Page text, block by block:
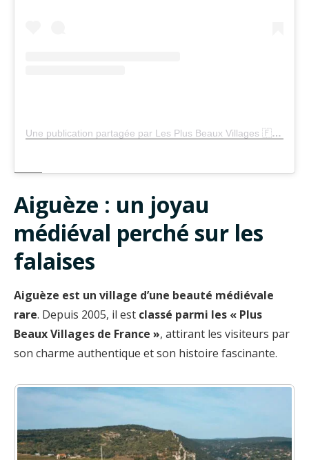
Une publication partagée par Les Plus Beaux Villages 🇫🇷 (@lesplusbeauxvillagesdefrance)
Aiguèze : un joyau
médiéval perché sur les
falaises
Aiguèze est un village d’une beauté médiévale
rare. Depuis 2005, il est classé parmi les « Plus
Beaux Villages de France », attirant les visiteurs par
son charme authentique et son histoire fascinante.